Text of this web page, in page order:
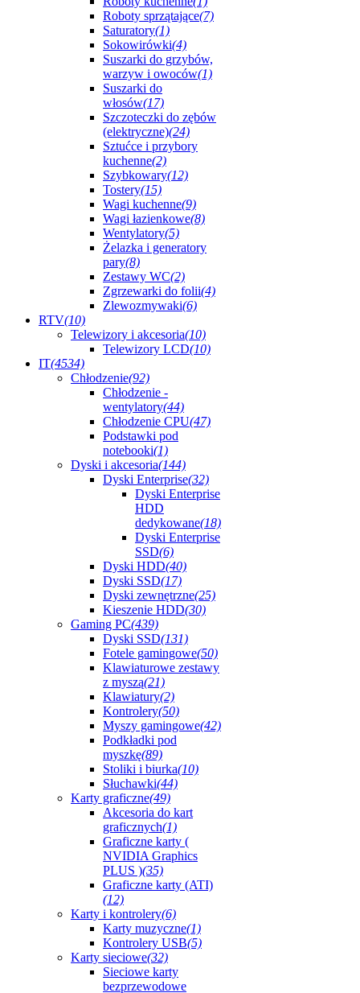
Roboty sprzątające(7)
Saturatory(1)
Sokowirówki(4)
Suszarki do grzybów,
warzyw i owoców(1)
Suszarki do
włosów(17)
Szczoteczki do zębów
(elektryczne)(24)
Sztućce i przybory
kuchenne(2)
Szybkowary(12)
Tostery(15)
Wagi kuchenne(9)
Wagi łazienkowe(8)
Wentylatory(5)
Żelazka i generatory
pary(8)
Zestawy WC(2)
Zgrzewarki do folii(4)
Zlewozmywaki(6)
RTV(10)
Telewizory i akcesoria(10)
Telewizory LCD(10)
IT(4534)
Chłodzenie(92)
Chłodzenie -
wentylatory(44)
Chłodzenie CPU(47)
Podstawki pod
notebooki(1)
Dyski i akcesoria(144)
Dyski Enterprise(32)
Dyski Enterprise
HDD
dedykowane(18)
Dyski Enterprise
SSD(6)
Dyski HDD(40)
Dyski SSD(17)
Dyski zewnętrzne(25)
Kieszenie HDD(30)
Gaming PC(439)
Dyski SSD(131)
Fotele gamingowe(50)
Klawiaturowe zestawy
z myszą(21)
Klawiatury(2)
Kontrolery(50)
Myszy gamingowe(42)
Podkładki pod
myszkę(89)
Stoliki i biurka(10)
Słuchawki(44)
Karty graficzne(49)
Akcesoria do kart
graficznych(1)
Graficzne karty (
NVIDIA Graphics
PLUS )(35)
Graficzne karty (ATI)
(12)
Karty i kontrolery(6)
Karty muzyczne(1)
Kontrolery USB(5)
Karty sieciowe(32)
Sieciowe karty
bezprzewodowe